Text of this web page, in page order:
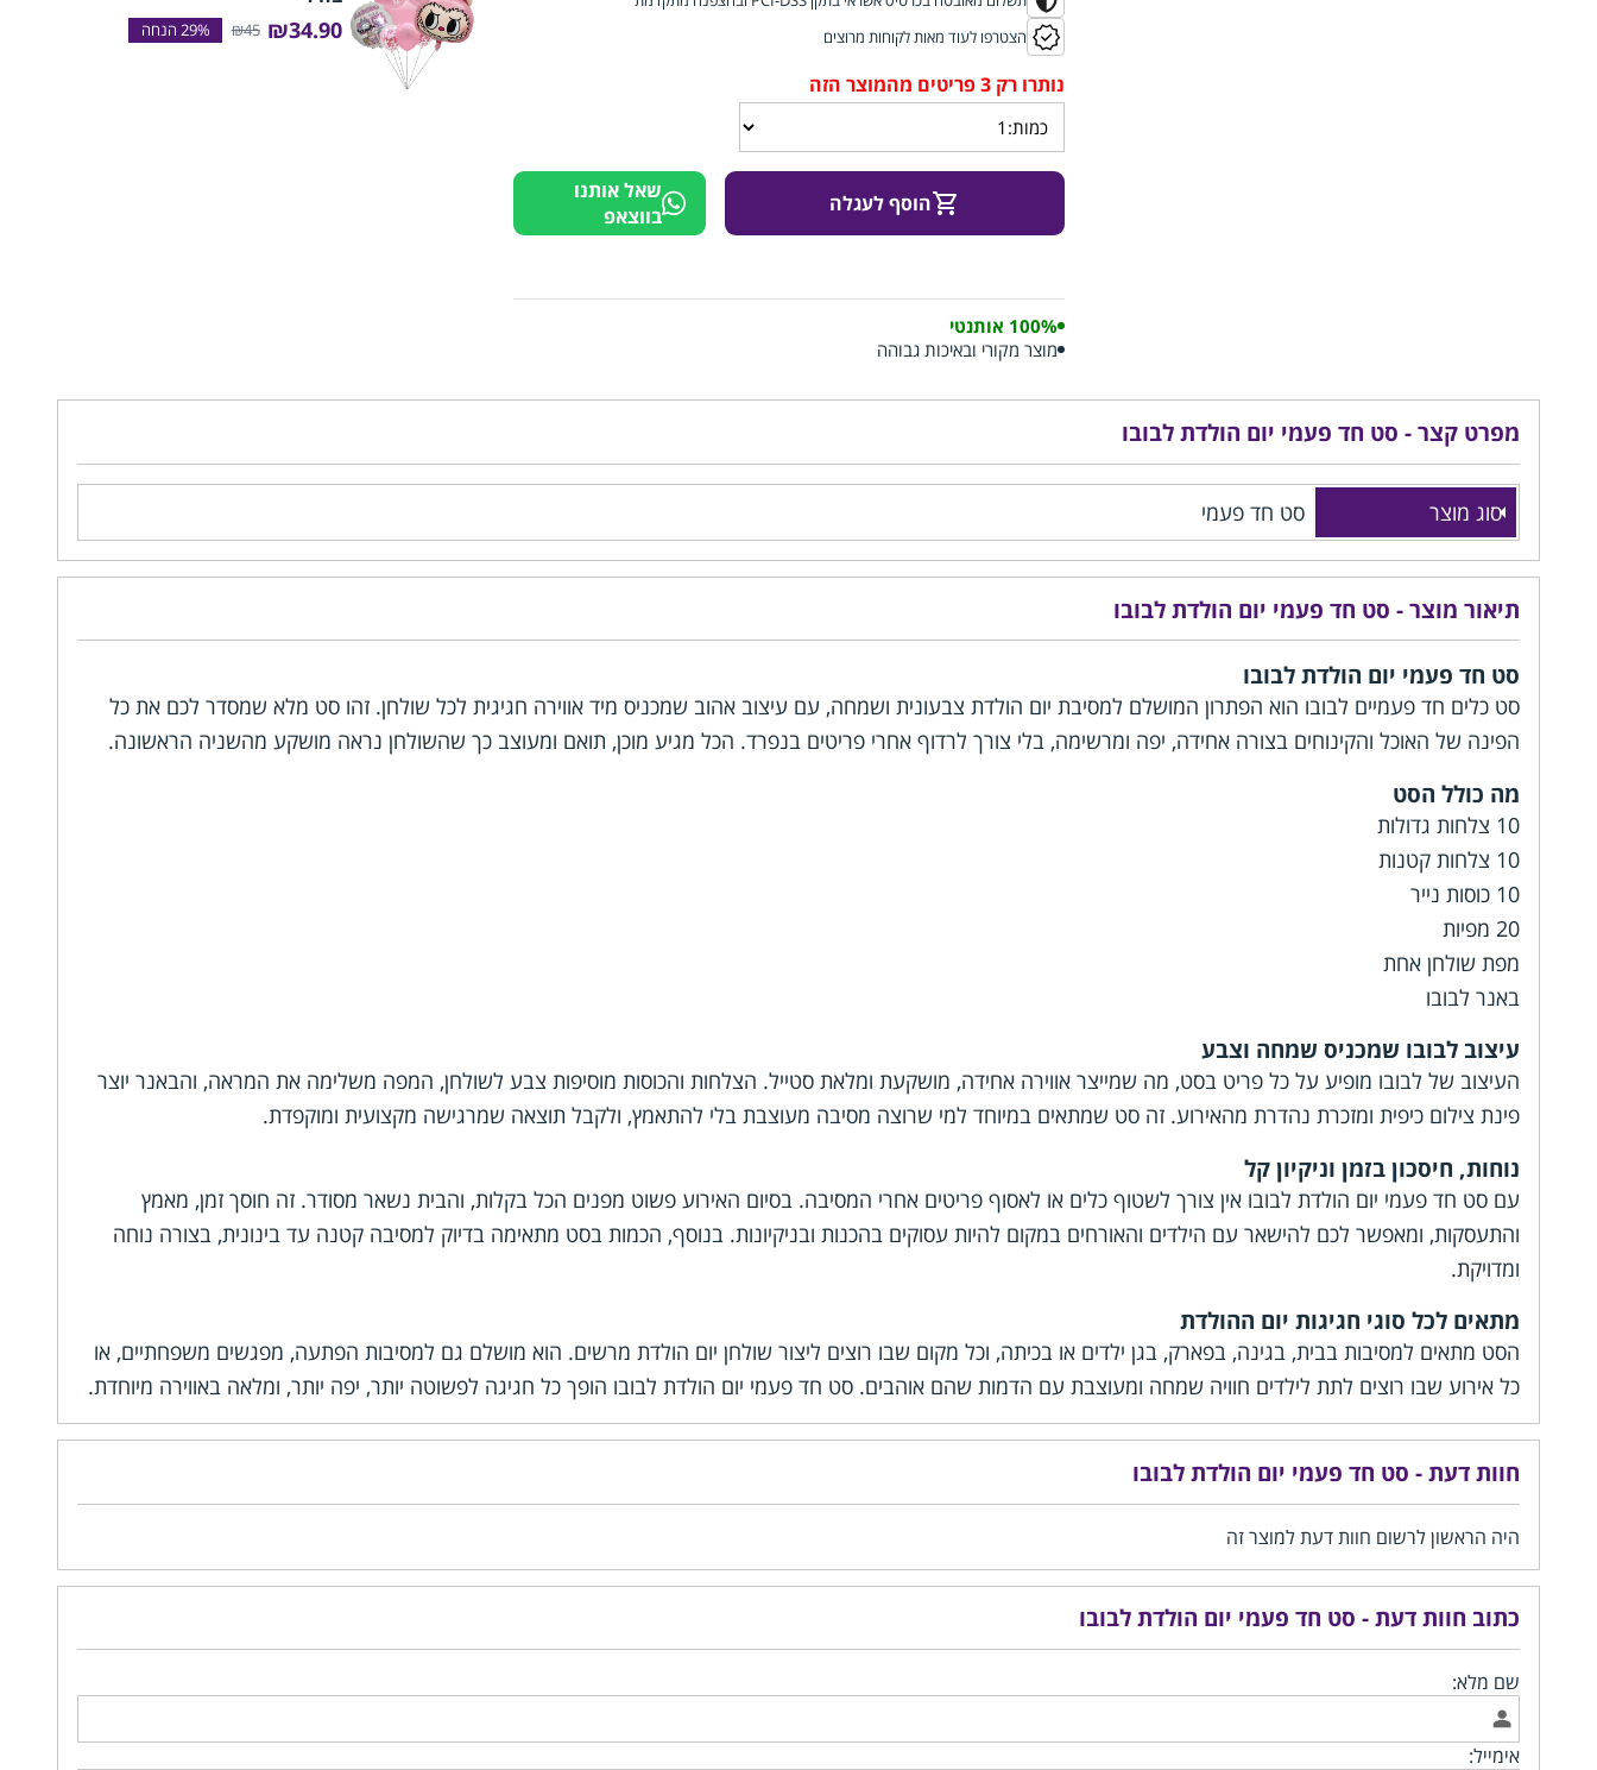
הצטרפו לעוד מאות לקוחות מרוצים
הוסף לעגלה
שאל אותנו
בווצאפ
100% אותנטי
מוצר מקורי ובאיכות גבוהה
מפרט קצר - סט חד פעמי יום הולדת לבובו
סוג מוצר סט חד פעמי
תיאור מוצר - סט חד פעמי יום הולדת לבובו
סט חד פעמי יום הולדת לבובו
סט כלים חד פעמיים לבובו הוא הפתרון המושלם למסיבת יום הולדת צבעונית ושמחה, עם עיצוב אהוב שמכניס מיד אווירה חגיגית לכל שולחן. זהו סט מלא שמסדר לכם את כל
הפינה של האוכל והקינוחים בצורה אחידה, יפה ומרשימה, בלי צורך לרדוף אחרי פריטים בנפרד. הכל מגיע מוכן, תואם ומעוצב כך שהשולחן נראה מושקע מהשניה הראשונה.
מה כולל הסט
10 צלחות גדולות
10 צלחות קטנות
10 כוסות נייר
20 מפיות
מפת שולחן אחת
באנר לבובו
עיצוב לבובו שמכניס שמחה וצבע
העיצוב של לבובו מופיע על כל פריט בסט, מה שמייצר אווירה אחידה, מושקעת ומלאת סטייל. הצלחות והכוסות מוסיפות צבע לשולחן, המפה משלימה את המראה, והבאנר יוצר
פינת צילום כיפית ומזכרת נהדרת מהאירוע. זה סט שמתאים במיוחד למי שרוצה מסיבה מעוצבת בלי להתאמץ, ולקבל תוצאה שמרגישה מקצועית ומוקפדת.
נוחות, חיסכון בזמן וניקיון קל
עם סט חד פעמי יום הולדת לבובו אין צורך לשטוף כלים או לאסוף פריטים אחרי המסיבה. בסיום האירוע פשוט מפנים הכל בקלות, והבית נשאר מסודר. זה חוסך זמן, מאמץ
והתעסקות, ומאפשר לכם להישאר עם הילדים והאורחים במקום להיות עסוקים בהכנות ובניקיונות. בנוסף, הכמות בסט מתאימה בדיוק למסיבה קטנה עד בינונית, בצורה נוחה
ומדויקת.
מתאים לכל סוגי חגיגות יום ההולדת
הסט מתאים למסיבות בבית, בגינה, בפארק, בגן ילדים או בכיתה, וכל מקום שבו רוצים ליצור שולחן יום הולדת מרשים. הוא מושלם גם למסיבות הפתעה, מפגשים משפחתיים, או
כל אירוע שבו רוצים לתת לילדים חוויה שמחה ומעוצבת עם הדמות שהם אוהבים. סט חד פעמי יום הולדת לבובו הופך כל חגיגה לפשוטה יותר, יפה יותר, ומלאה באווירה מיוחדת.
חוות דעת - סט חד פעמי יום הולדת לבובו
היה הראשון לרשום חוות דעת למוצר זה
כתוב חוות דעת - סט חד פעמי יום הולדת לבובו
שם מלא:
אימייל:
₪34.90
₪45